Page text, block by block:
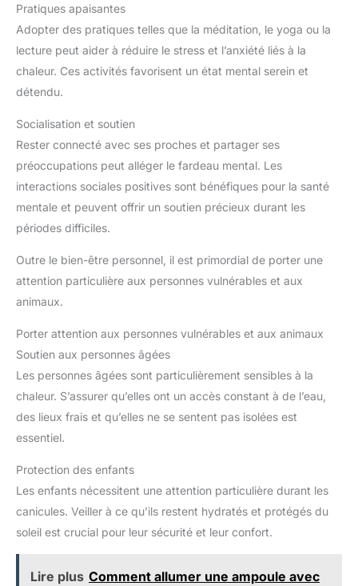
Pratiques apaisantes
Adopter des pratiques telles que la méditation, le yoga ou la
lecture peut aider à réduire le stress et l’anxiété liés à la
chaleur. Ces activités favorisent un état mental serein et
détendu.
Socialisation et soutien
Rester connecté avec ses proches et partager ses
préoccupations peut alléger le fardeau mental. Les
interactions sociales positives sont bénéfiques pour la santé
mentale et peuvent offrir un soutien précieux durant les
périodes difficiles.
Outre le bien-être personnel, il est primordial de porter une
attention particulière aux personnes vulnérables et aux
animaux.
Porter attention aux personnes vulnérables et aux animaux
Soutien aux personnes âgées
Les personnes âgées sont particulièrement sensibles à la
chaleur. S’assurer qu’elles ont un accès constant à de l’eau,
des lieux frais et qu’elles ne se sentent pas isolées est
essentiel.
Protection des enfants
Les enfants nécessitent une attention particulière durant les
canicules. Veiller à ce qu’ils restent hydratés et protégés du
soleil est crucial pour leur sécurité et leur confort.
Lire plus Comment allumer une ampoule avec